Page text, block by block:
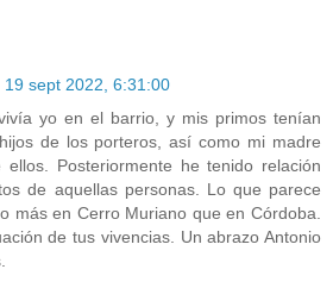
19 sept 2022, 6:31:00
yo en el barrio, y mis primos tenían
de los porteros, así como mi madre
Posteriormente he tenido relación
de aquellas personas. Lo que parece
más en Cerro Muriano que en Córdoba.
de tus vivencias. Un abrazo Antonio